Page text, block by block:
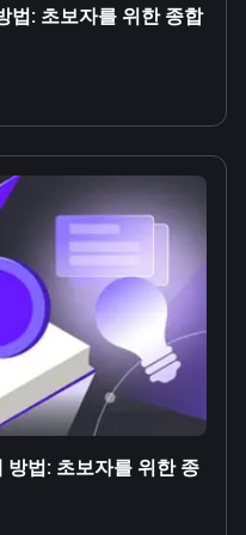
법: 초보자를 위한 종합
법: 초보자를 위한 종